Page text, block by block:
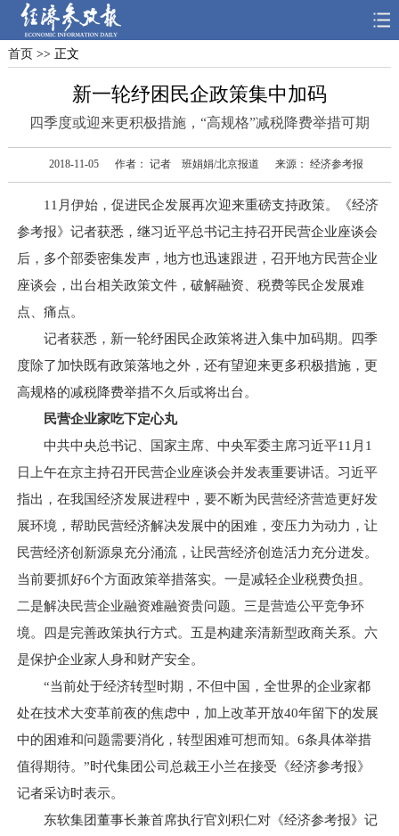
首页 深度 思想
首页 >> 正文
新一轮纾困民企政策集中加码
四季度或迎来更积极措施，“高规格”减税降费举措可期
2018-11-05 作者： 记者 班娟娟/北京报道 来源： 经济参考报
11月伊始，促进民企发展再次迎来重磅支持政策。《经济
参考报》记者获悉，继习近平总书记主持召开民营企业座谈会
后，多个部委密集发声，地方也迅速跟进，召开地方民营企业
座谈会，出台相关政策文件，破解融资、税费等民企发展难
点、痛点。
记者获悉，新一轮纾困民企政策将进入集中加码期。四季
度除了加快既有政策落地之外，还有望迎来更多积极措施，更
高规格的减税降费举措不久后或将出台。
民营企业家吃下定心丸
中共中央总书记、国家主席、中央军委主席习近平11月1
日上午在京主持召开民营企业座谈会并发表重要讲话。习近平
指出，在我国经济发展进程中，要不断为民营经济营造更好发
展环境，帮助民营经济解决发展中的困难，变压力为动力，让
民营经济创新源泉充分涌流，让民营经济创造活力充分迸发。
当前要抓好6个方面政策举措落实。一是减轻企业税费负担。
二是解决民营企业融资难融资贵问题。三是营造公平竞争环
境。四是完善政策执行方式。五是构建亲清新型政商关系。六
是保护企业家人身和财产安全。
“当前处于经济转型时期，不但中国，全世界的企业家都
处在技术大变革前夜的焦虑中，加上改革开放40年留下的发展
中的困难和问题需要消化，转型困难可想而知。6条具体举措
值得期待。”时代集团公司总裁王小兰在接受《经济参考报》
记者采访时表示。
东软集团董事长兼首席执行官刘积仁对《经济参考报》记